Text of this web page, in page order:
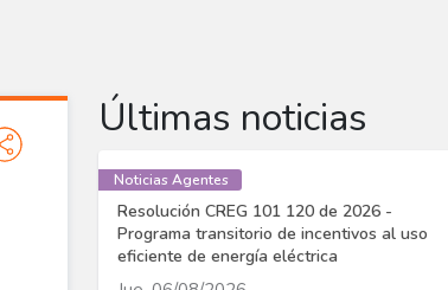
Últimas noticias
Noticias Agentes
Resolución CREG 101 120 de 2026 -
Programa transitorio de incentivos al uso
eficiente de energía eléctrica